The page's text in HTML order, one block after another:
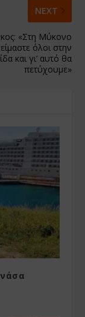
NEXT
«Στη Μύκονο
όλοι στην
και γι’ αυτό θα
πετύχουμε»